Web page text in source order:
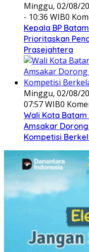
Minggu, 02/08/
- 10:36 WIB0
Kepala BP
Prioritaskan
Prasejahtera
Minggu, 02/08/
07:57 WIB0
Wali Kota Batam
Amsakar
Kompetisi